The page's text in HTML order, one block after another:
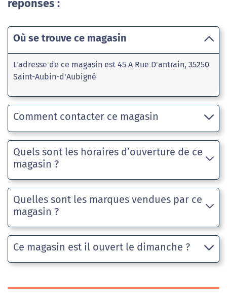
réponses :
Où se trouve ce magasin
L'adresse de ce magasin est 45 A Rue D'antrain, 35250
Saint-Aubin-d'Aubigné
Comment contacter ce magasin
Quels sont les horaires d’ouverture de ce
magasin ?
Quelles sont les marques vendues par ce
magasin ?
Ce magasin est il ouvert le dimanche ?